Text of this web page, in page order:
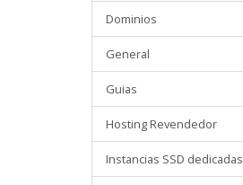
Dominios
General
Guias
Hosting Revendedor
Instancias SSD dedicadas